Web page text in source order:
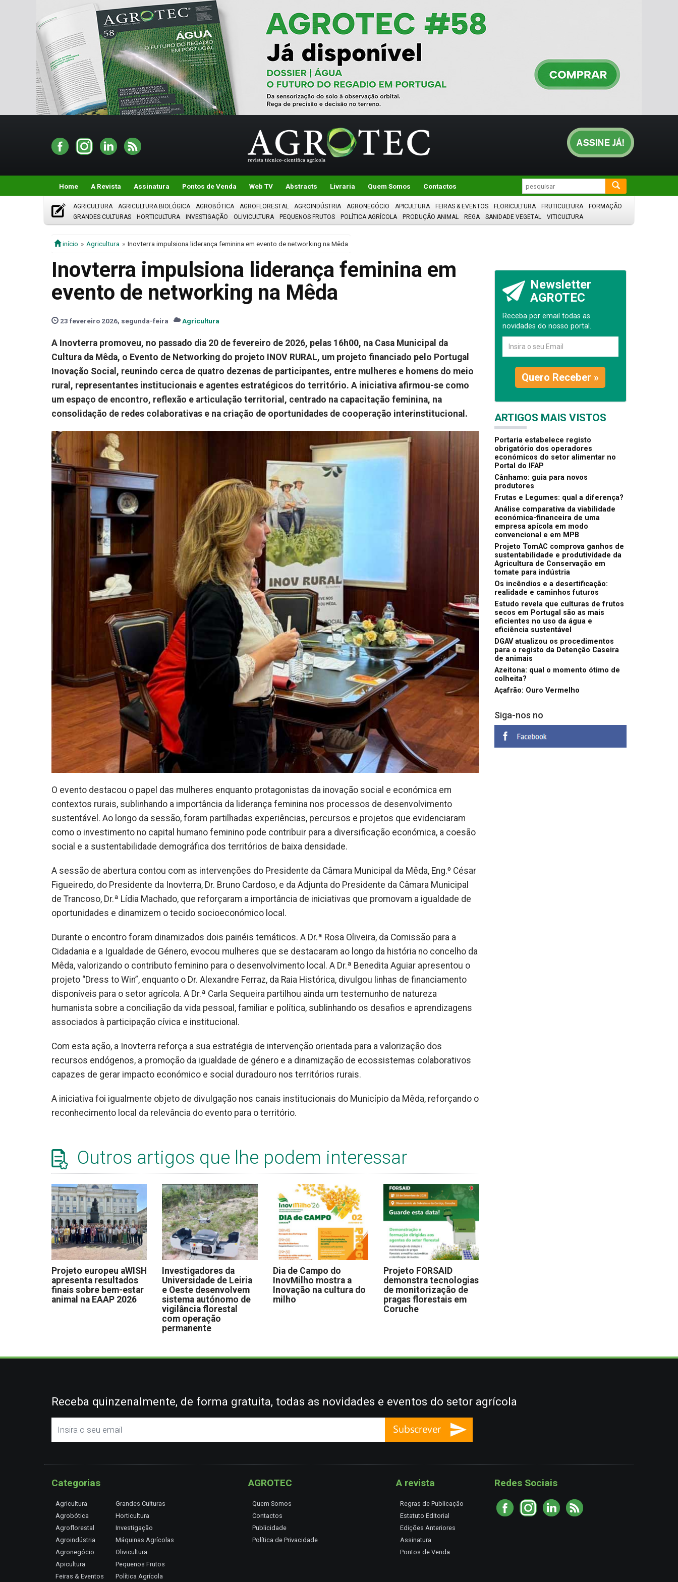
Home A Revista Assinatura Pontos de Venda Web TV Abstracts Livraria Quem Somos Contactos
AGRICULTURA AGRICULTURA BIOLÓGICA AGROBÓTICA AGROFLORESTAL AGROINDÚSTRIA AGRONEGÓCIO APICULTURA FEIRAS & EVENTOS FLORICULTURA FRUTICULTURA
FORMAÇÃO
GRANDES CULTURAS
HORTICULTURA INVESTIGAÇÃO OLIVICULTURA PEQUENOS FRUTOS POLÍTICA AGRÍCOLA PRODUÇÃO ANIMAL REGA SANIDADE VEGETAL VITICULTURA
início Agricultura Inovterra impulsiona liderança feminina em evento de networking na Mêda
Inovterra impulsiona liderança feminina em
evento de networking na Mêda
23 fevereiro 2026, segunda-feira Agricultura
A Inovterra promoveu, no passado dia 20 de fevereiro de 2026, pelas 16h00, na Casa Municipal da
Cultura da Mêda, o Evento de Networking do projeto INOV RURAL, um projeto financiado pelo Portugal
Inovação Social, reunindo cerca de quatro dezenas de participantes, entre mulheres e homens do meio
rural, representantes institucionais e agentes estratégicos do território. A iniciativa afirmou-se como
um espaço de encontro, reflexão e articulação territorial, centrado na capacitação feminina, na
consolidação de redes colaborativas e na criação de oportunidades de cooperação interinstitucional.
O evento destacou o papel das mulheres enquanto protagonistas da inovação social e económica em
contextos rurais, sublinhando a importância da liderança feminina nos processos de desenvolvimento
sustentável. Ao longo da sessão, foram partilhadas experiências, percursos e projetos que evidenciaram
como o investimento no capital humano feminino pode contribuir para a diversificação económica, a coesão
social e a sustentabilidade demográfica dos territórios de baixa densidade.
A sessão de abertura contou com as intervenções do Presidente da Câmara Municipal da Mêda, Eng.º César
Figueiredo, do Presidente da Inovterra, Dr. Bruno Cardoso, e da Adjunta do Presidente da Câmara Municipal
de Trancoso, Dr.ª Lídia Machado, que reforçaram a importância de iniciativas que promovam a igualdade de
oportunidades e dinamizem o tecido socioeconómico local.
Durante o encontro foram dinamizados dois painéis temáticos. A Dr.ª Rosa Oliveira, da Comissão para a
Cidadania e a Igualdade de Género, evocou mulheres que se destacaram ao longo da história no concelho da
Mêda, valorizando o contributo feminino para o desenvolvimento local. A Dr.ª Benedita Aguiar apresentou o
projeto “Dress to Win”, enquanto o Dr. Alexandre Ferraz, da Raia Histórica, divulgou linhas de financiamento
disponíveis para o setor agrícola. A Dr.ª Carla Sequeira partilhou ainda um testemunho de natureza
humanista sobre a conciliação da vida pessoal, familiar e política, sublinhando os desafios e aprendizagens
associados à participação cívica e institucional.
Com esta ação, a Inovterra reforça a sua estratégia de intervenção orientada para a valorização dos
recursos endógenos, a promoção da igualdade de género e a dinamização de ecossistemas colaborativos
capazes de gerar impacto económico e social duradouro nos territórios rurais.
A iniciativa foi igualmente objeto de divulgação nos canais institucionais do Município da Mêda, reforçando o
reconhecimento local da relevância do evento para o território.
Outros artigos que lhe podem interessar
Projeto europeu aWISH
apresenta resultados
finais sobre bem-estar
animal na EAAP 2026
Investigadores da
Universidade de Leiria
e Oeste desenvolvem
sistema autónomo de
vigilância florestal
com operação
permanente
Dia de Campo do
InovMilho mostra a
Inovação na cultura do
milho
Projeto FORSAID
demonstra tecnologias
de monitorização de
pragas florestais em
Coruche
Newsletter
AGROTEC
Receba por email todas as
novidades do nosso portal.
Quero Receber »
ARTIGOS MAIS VISTOS
Portaria estabelece registo
obrigatório dos operadores
económicos do setor alimentar no
Portal do IFAP
Cânhamo: guia para novos
produtores
Frutas e Legumes: qual a diferença?
Análise comparativa da viabilidade
económica-financeira de uma
empresa apícola em modo
convencional e em MPB
Projeto TomAC comprova ganhos de
sustentabilidade e produtividade da
Agricultura de Conservação em
tomate para indústria
Os incêndios e a desertificação:
realidade e caminhos futuros
Estudo revela que culturas de frutos
secos em Portugal são as mais
eficientes no uso da água e
eficiência sustentável
DGAV atualizou os procedimentos
para o registo da Detenção Caseira
de animais
Azeitona: qual o momento ótimo de
colheita?
Açafrão: Ouro Vermelho
Siga-nos no
Receba quinzenalmente, de forma gratuita, todas as novidades e eventos do setor agrícola
Categorias
Agricultura
Agrobótica
Agroflorestal
Agroindústria
Agronegócio
Apicultura
Feiras & Eventos
Grandes Culturas
Horticultura
Investigação
Máquinas Agrícolas
Olivicultura
Pequenos Frutos
Política Agrícola
AGROTEC
Quem Somos
Contactos
Publicidade
Política de Privacidade
A revista
Regras de Publicação
Estatuto Editorial
Edições Anteriores
Assinatura
Pontos de Venda
Redes Sociais